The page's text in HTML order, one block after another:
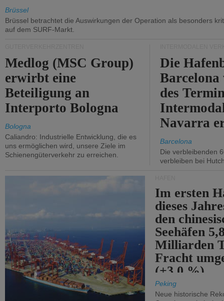
Brüssel
Brüssel betrachtet die Auswirkungen der Operation als besonders
auf dem SURF-Markt.
Medlog (MSC Group)
erwirbt eine
Beteiligung an
Interporto Bologna
Bologna
Caliandro: Industrielle Entwicklung, die es
uns ermöglichen wird, unsere Ziele im
Schienengüterverkehr zu erreichen.
Die
des
Navarra
Barcelona
Die verbleibenden
verbleiben bei
Im ersten
dieses
den
Seehäfen
Milliarden
Fracht
(+3,0 %).
Peking
Neue historische